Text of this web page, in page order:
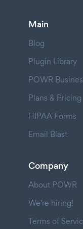
Main
Blog
Plugin Library
POWR
Plans & Pricing
HIPAA Forms
Email Blast
Company
About POWR
We're hiring!
Terms of